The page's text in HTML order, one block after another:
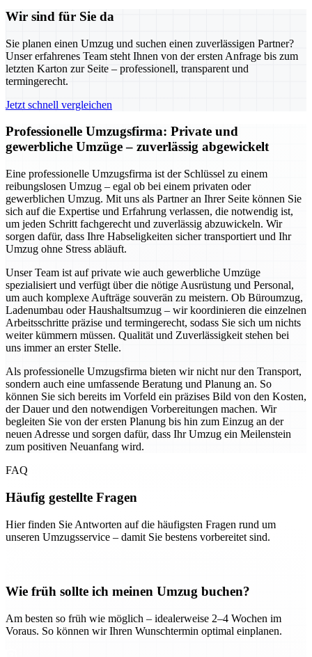
Wir sind für Sie da
Sie planen einen Umzug und suchen einen zuverlässigen Partner?
Unser erfahrenes Team steht Ihnen von der ersten Anfrage bis zum
letzten Karton zur Seite – professionell, transparent und
termingerecht.
Jetzt schnell vergleichen
Professionelle Umzugsfirma: Private und
gewerbliche Umzüge – zuverlässig abgewickelt
Eine professionelle Umzugsfirma ist der Schlüssel zu einem
reibungslosen Umzug – egal ob bei einem privaten oder
gewerblichen Umzug. Mit uns als Partner an Ihrer Seite können Sie
sich auf die Expertise und Erfahrung verlassen, die notwendig ist,
um jeden Schritt fachgerecht und zuverlässig abzuwickeln. Wir
sorgen dafür, dass Ihre Habseligkeiten sicher transportiert und Ihr
Umzug ohne Stress abläuft.
Unser Team ist auf private wie auch gewerbliche Umzüge
spezialisiert und verfügt über die nötige Ausrüstung und Personal,
um auch komplexe Aufträge souverän zu meistern. Ob Büroumzug,
Ladenumbau oder Haushaltsumzug – wir koordinieren die einzelnen
Arbeitsschritte präzise und termingerecht, sodass Sie sich um nichts
weiter kümmern müssen. Qualität und Zuverlässigkeit stehen bei
uns immer an erster Stelle.
Als professionelle Umzugsfirma bieten wir nicht nur den Transport,
sondern auch eine umfassende Beratung und Planung an. So
können Sie sich bereits im Vorfeld ein präzises Bild von den Kosten,
der Dauer und den notwendigen Vorbereitungen machen. Wir
begleiten Sie von der ersten Planung bis hin zum Einzug an der
neuen Adresse und sorgen dafür, dass Ihr Umzug ein Meilenstein
zum positiven Neuanfang wird.
FAQ
Häufig gestellte Fragen
Hier finden Sie Antworten auf die häufigsten Fragen rund um
unseren Umzugsservice – damit Sie bestens vorbereitet sind.
Wie früh sollte ich meinen Umzug buchen?
Am besten so früh wie möglich – idealerweise 2–4 Wochen im
Voraus. So können wir Ihren Wunschtermin optimal einplanen.